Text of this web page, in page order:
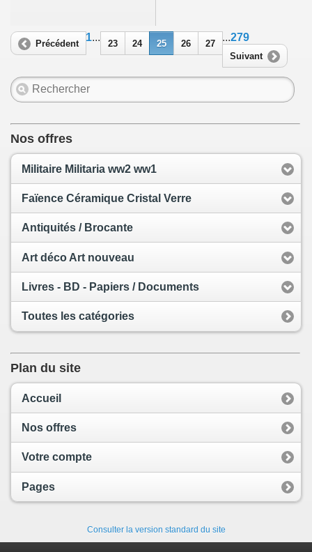
Précédent
1...
23 24 25 26 27
...279
Suivant
Nos offres
Militaire Militaria ww2 ww1
Faïence Céramique Cristal Verre
Antiquités / Brocante
Art déco Art nouveau
Livres - BD - Papiers / Documents
Toutes les catégories
Plan du site
Accueil
Nos offres
Votre compte
Pages
Consulter la version standard du site